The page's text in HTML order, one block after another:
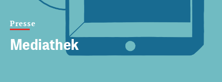
Presse
Mediathek